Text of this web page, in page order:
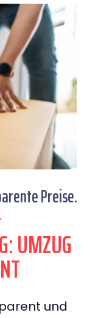
Preise.
UMZUG
und